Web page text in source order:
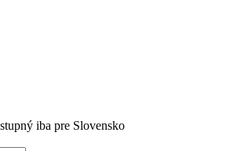
iba pre Slovensko